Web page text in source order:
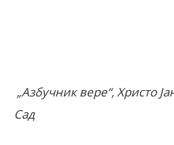
„Азбучник вере“, Христо
Сад